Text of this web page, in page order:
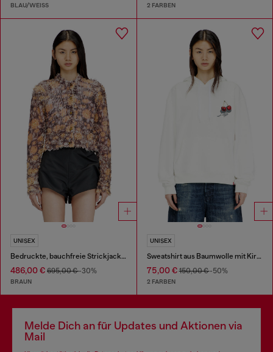
BLAU/WEISS 2 FARBEN
UNISEX
Bedruckte, bauchfreie Strickjacke mit Kristallen
486,00 € 695,00 €-30%
BRAUN
UNISEX
Sweatshirt aus Baumwolle mit Kirschendruck
75,00 €150,00 €-50%
2 FARBEN
Melde Dich an für Updates und Aktionen via
Mail